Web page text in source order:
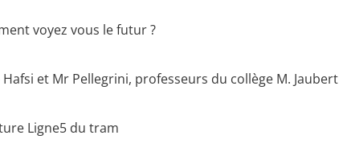
voyez vous le futur ?
Hafsi et Mr Pellegrini, professeurs du collège M. Jaubert
Ligne5 du tram